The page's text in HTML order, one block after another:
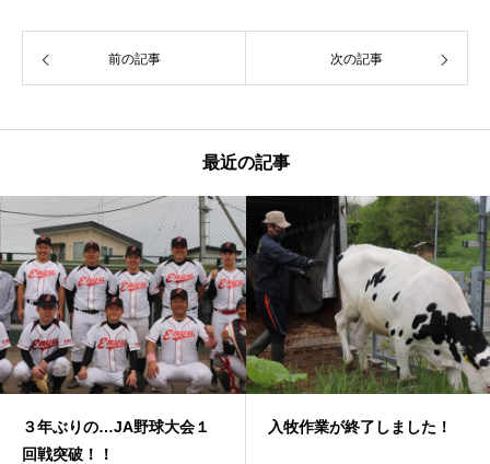
前の記事 次の記事
最近の記事
３年ぶりの…JA野球大会１
回戦突破！！
入牧作業が終了しました！